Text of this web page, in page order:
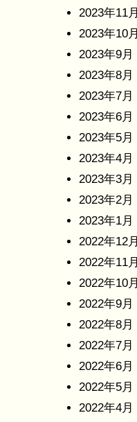
2023年11月
2023年10月
2023年9月
2023年8月
2023年7月
2023年6月
2023年5月
2023年4月
2023年3月
2023年2月
2023年1月
2022年12月
2022年11月
2022年10月
2022年9月
2022年8月
2022年7月
2022年6月
2022年5月
2022年4月